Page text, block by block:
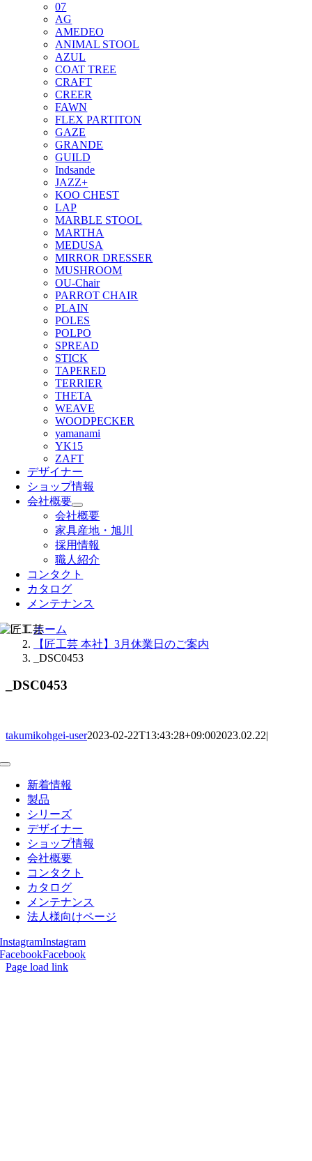
07
AG
AMEDEO
ANIMAL STOOL
AZUL
COAT TREE
CRAFT
CREER
FAWN
FLEX PARTITON
GAZE
GRANDE
GUILD
Indsande
JAZZ+
KOO CHEST
LAP
MARBLE STOOL
MARTHA
MEDUSA
MIRROR DRESSER
MUSHROOM
OU-Chair
PARROT CHAIR
PLAIN
POLES
POLPO
SPREAD
STICK
TAPERED
TERRIER
THETA
WEAVE
WOODPECKER
yamanami
YK15
ZAFT
デザイナー
ショップ情報
会社概要
会社概要
家具産地・旭川
採用情報
職人紹介
コンタクト
カタログ
メンテナンス
ホーム
【匠工芸 本社】3月休業日のご案内
_DSC0453
_DSC0453
takumikohgei-user2023-02-22T13:43:28+09:002023.02.22|
Toggle
Navigation新着情報
製品
シリーズ
デザイナー
ショップ情報
会社概要
コンタクト
カタログ
メンテナンス
法人様向けページ
InstagramInstagram
FacebookFacebook
Page load link